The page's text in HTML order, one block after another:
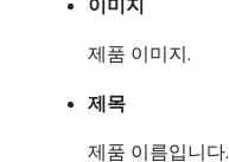
이미지
제품 이미지.
제목
제품 이름입니다.